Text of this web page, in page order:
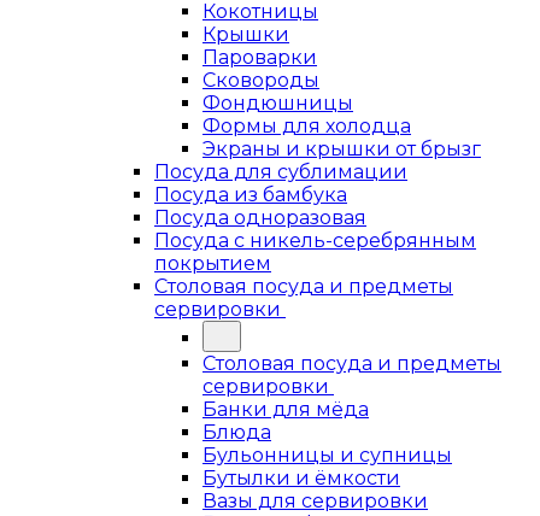
Кокотницы
Крышки
Пароварки
Сковороды
Фондюшницы
Формы для холодца
Экраны и крышки от брызг
Посуда для сублимации
Посуда из бамбука
Посуда одноразовая
Посуда с никель-серебрянным
покрытием
Столовая посуда и предметы
сервировки
Столовая посуда и предметы
сервировки
Банки для мёда
Блюда
Бульонницы и супницы
Бутылки и ёмкости
Вазы для сервировки